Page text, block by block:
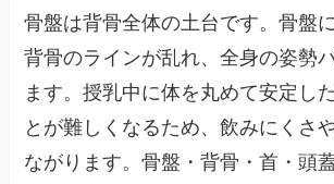
骨盤は背骨全体の土台です。骨盤
背骨のラインが乱れ、全身の姿勢
ます。授乳中に体を丸めて安定し
とが難しくなるため、飲みにくさ
ながります。骨盤・背骨・首・頭